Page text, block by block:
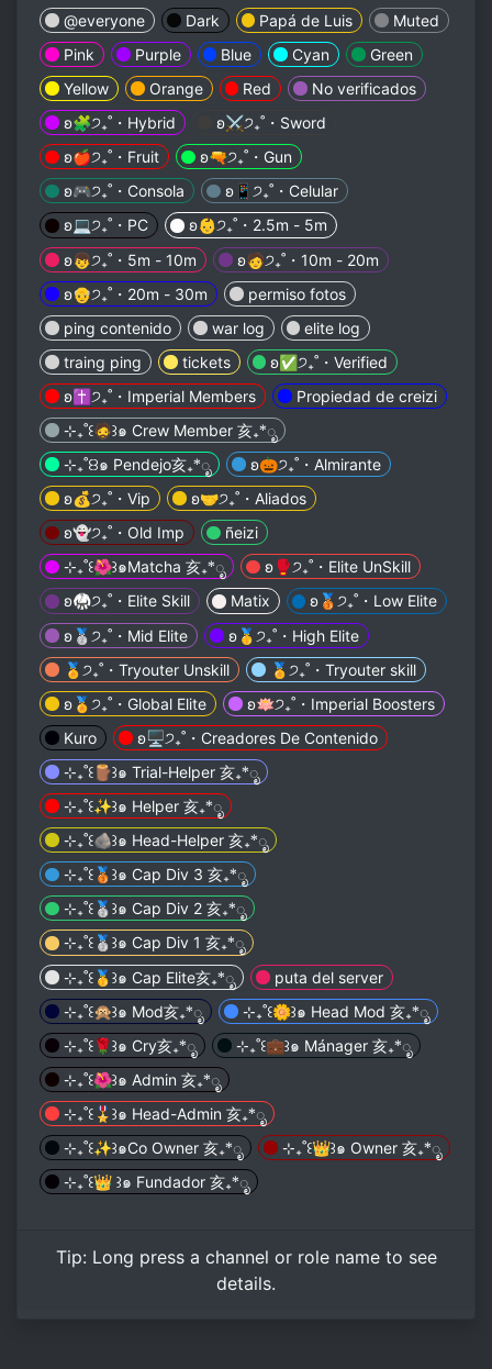
@everyone Dark Papá de Luis
Muted
Pink
Purple Blue Cyan
Green
Yellow
Orange Red
No verificados
ʚ🧩੭₊˚・Hybrid
ʚ⚔️੭₊˚・Sword
ʚ🍎੭₊˚・Fruit
ʚ🔫੭₊˚・Gun
ʚ🎮੭₊˚・Consola
ʚ📱੭₊˚・Celular
ʚ💻੭₊˚・PC
ʚ👶੭₊˚・2.5m - 5m
ʚ👦੭₊˚・5m - 10m
ʚ🧑੭₊˚・10m - 20m
ʚ👴੭₊˚・20m - 30m
permiso fotos
ping contenido
war log
elite log
traing ping
tickets
ʚ✅੭₊˚・Verified
ʚ✝੭₊˚・Imperial Members
Propiedad de creizi
⊹₊˚꒰🧔꒱๑ Crew Member 亥₊*ೃ
⊹₊˚꒰꒱๑ Pendejo亥₊*ೃ
ʚ🎃੭₊˚・Almirante
ʚ💰੭₊˚・Vip
ʚ🤝੭₊˚・Aliados
ʚ👻੭₊˚・Old Imp
ñeizi
⊹₊˚꒰🌺꒱๑Matcha 亥₊*ೃ
ʚ🥊੭₊˚・Elite UnSkill
ʚ🥋੭₊˚・Elite Skill
Matix
ʚ🥉੭₊˚・Low Elite
ʚ🥈੭₊˚・Mid Elite
ʚ🥇੭₊˚・High Elite
🏅੭₊˚・Tryouter Unskill
🏅੭₊˚・Tryouter skill
ʚ🏅੭₊˚・Global Elite
ʚ🪷੭₊˚・Imperial Boosters
Kuro
ʚ🖥੭₊˚・Creadores De Contenido
⊹₊˚꒰🪵꒱๑ Trial-Helper 亥₊*ೃ
⊹₊˚꒰✨꒱๑ Helper 亥₊*ೃ
⊹₊˚꒰🪨꒱๑ Head-Helper 亥₊*ೃ
⊹₊˚꒰🥉꒱๑ Cap Div 3 亥₊*ೃ
⊹₊˚꒰🥈꒱๑ Cap Div 2 亥₊*ೃ
⊹₊˚꒰🥈꒱๑ Cap Div 1 亥₊*ೃ
⊹₊˚꒰🥇꒱๑ Cap Elite亥₊*ೃ
puta del server
⊹₊˚꒰🙊꒱๑ Mod亥₊*ೃ
⊹₊˚꒰🌼꒱๑ Head Mod 亥₊*ೃ
⊹₊˚꒰🌹꒱๑ Cry亥₊*ೃ
⊹₊˚꒰💼꒱๑ Mánager 亥₊*ೃ
⊹₊˚꒰🌺꒱๑ Admin 亥₊*ೃ
⊹₊˚꒰🎖꒱๑ Head-Admin 亥₊*ೃ
⊹₊˚꒰✨꒱๑Co Owner 亥₊*ೃ
⊹₊˚꒰👑꒱๑ Owner 亥₊*ೃ
⊹₊˚꒰👑 ꒱๑ Fundador 亥₊*ೃ
Tip: Long pressa channel or role name to see
details.